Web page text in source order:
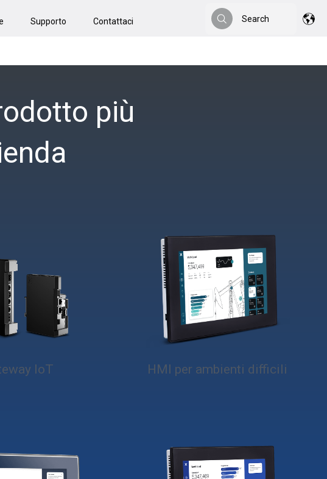
Supporto Contattaci
Search
Search
più
IoT HMI per ambienti difficili